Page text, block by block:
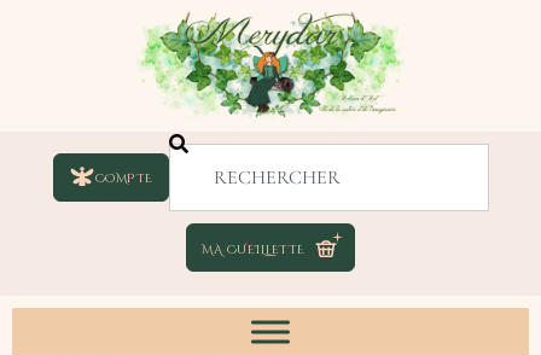
COMPTE